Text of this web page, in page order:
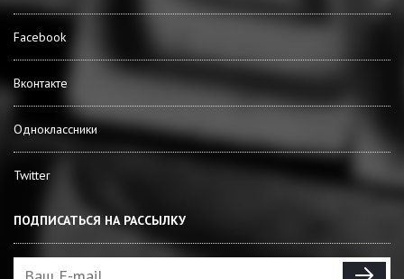
Facebook
Вконтакте
Одноклассники
Twitter
ПОДПИСАТЬСЯ НА РАССЫЛКУ